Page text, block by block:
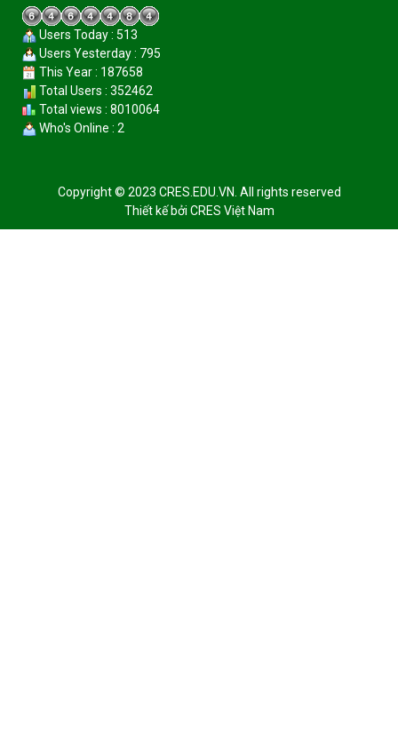
Users Today : 513
Users Yesterday : 795
This Year : 187658
Total Users : 352462
Total views : 8010064
Who's Online : 2
Copyright © 2023 CRES.EDU.VN. All rights reserved
Thiết kế bởi CRES Việt Nam